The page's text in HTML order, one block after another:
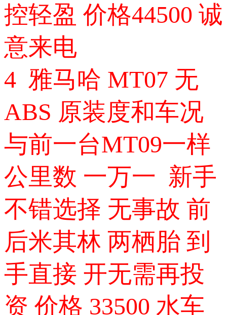
控轻盈 价格44500 诚
意来电
4 雅马哈 MT07 无
ABS 原装度和车况
与前一台MT09一样
公里数 一万一 新手
不错选择 无事故 前
后米其林 两栖胎 到
手直接 开无需再投
资 价格 33500 水车